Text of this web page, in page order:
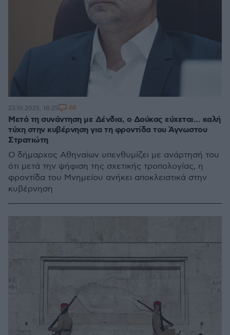
Μετά τη συνάντηση με Δένδια, ο Δούκας εύχεται... καλή
τύχη στην κυβέρνηση για τη φροντίδα του Άγνωστου
Στρατιώτη
Ο δήμαρχος Αθηναίων υπενθυμίζει με ανάρτησή του
ότι μετά την ψήφιση της σχετικής τροπολογίας, η
φροντίδα του Μνημείου ανήκει αποκλειστικά στην
κυβέρνηση
23.10.2025, 18:25 68